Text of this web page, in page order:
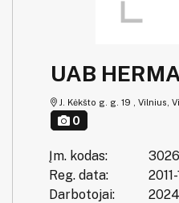
UAB
J. Kėkšto g. g. 19 , Vilnius,
0
Įm. kodas:
Reg. data:
Darbotojai: